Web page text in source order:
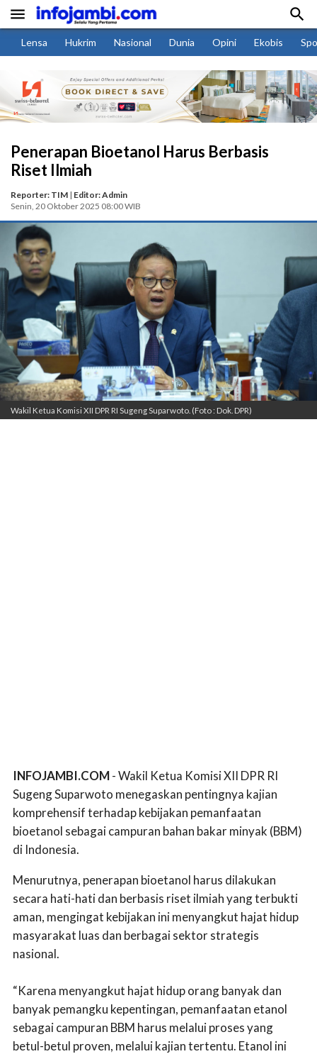
 
Lensa Hukrim Nasional Dunia Opini Ekobis
Penerapan Bioetanol Harus Berbasis
Riset Ilmiah
Reporter: TIM | Editor: Admin
Senin, 20 Oktober 2025 08:00 WIB
Wakil Ketua Komisi XII DPR RI Sugeng Suparwoto. (Foto : Dok. DPR)
INFOJAMBI.COM- Wakil Ketua Komisi XII DPR RI
Sugeng Suparwoto menegaskan pentingnya kajian
komprehensif terhadap kebijakan pemanfaatan
bioetanol sebagai campuran bahan bakar minyak (BBM)
di Indonesia.
Menurutnya, penerapan bioetanol harus dilakukan
secara hati-hati dan berbasis riset ilmiah yang terbukti
aman, mengingat kebijakan ini menyangkut hajat hidup
masyarakat luas dan berbagai sektor strategis
nasional.
“Karena menyangkut hajat hidup orang banyak dan
banyak pemangku kepentingan, pemanfaatan etanol
sebagai campuran BBM harus melalui proses yang
betul-betul proven, melalui kajian tertentu. Etanol ini